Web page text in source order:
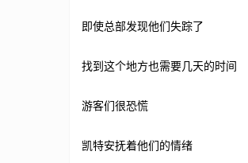
即使总部发现他们失踪了
找到这个地方也需要几天的时间
游客们很恐慌
凯特安抚着他们的情绪